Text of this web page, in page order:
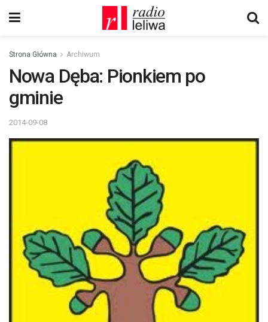
Strona Główna Archiwum
Nowa Dęba: Pionkiem po
gminie
2014-09-08